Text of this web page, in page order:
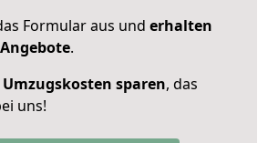
Formular aus und erhalten
.
Umzugskosten sparen, das
uns!